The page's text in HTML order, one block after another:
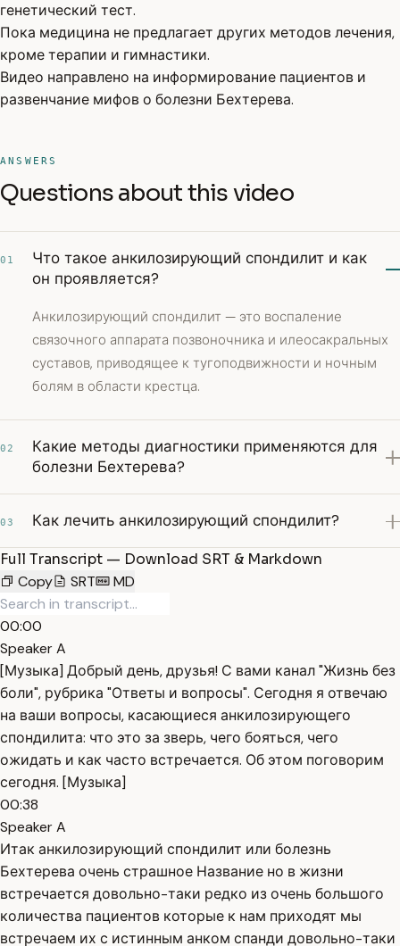
генетический тест.
Пока медицина не предлагает других методов лечения,
кроме терапии и гимнастики.
Видео направлено на информирование пациентов и
развенчание мифов о болезни Бехтерева.
ANSWERS
Questions about this video
01
Что такое анкилозирующий спондилит и как
он проявляется?
Анкилозирующий спондилит — это воспаление
связочного аппарата позвоночника и илеосакральных
суставов, приводящее к тугоподвижности и ночным
болям в области крестца.
02
Какие методы диагностики применяются для
болезни Бехтерева?
03 Как лечить анкилозирующий спондилит?
Full Transcript — Download SRT & Markdown
Copy
SRT MD
00:00
Speaker A
[Музыка] Добрый день, друзья! С вами канал "Жизнь без
боли", рубрика "Ответы и вопросы". Сегодня я отвечаю
на ваши вопросы, касающиеся анкилозирующего
спондилита: что это за зверь, чего бояться, чего
ожидать и как часто встречается. Об этом поговорим
сегодня. [Музыка]
00:38
Speaker A
Итак анкилозирующий спондилит или болезнь
Бехтерева очень страшное Название но в жизни
встречается довольно-таки редко из очень большого
количества пациентов которые к нам приходят мы
встречаем их с истинным анком спанди довольно-таки